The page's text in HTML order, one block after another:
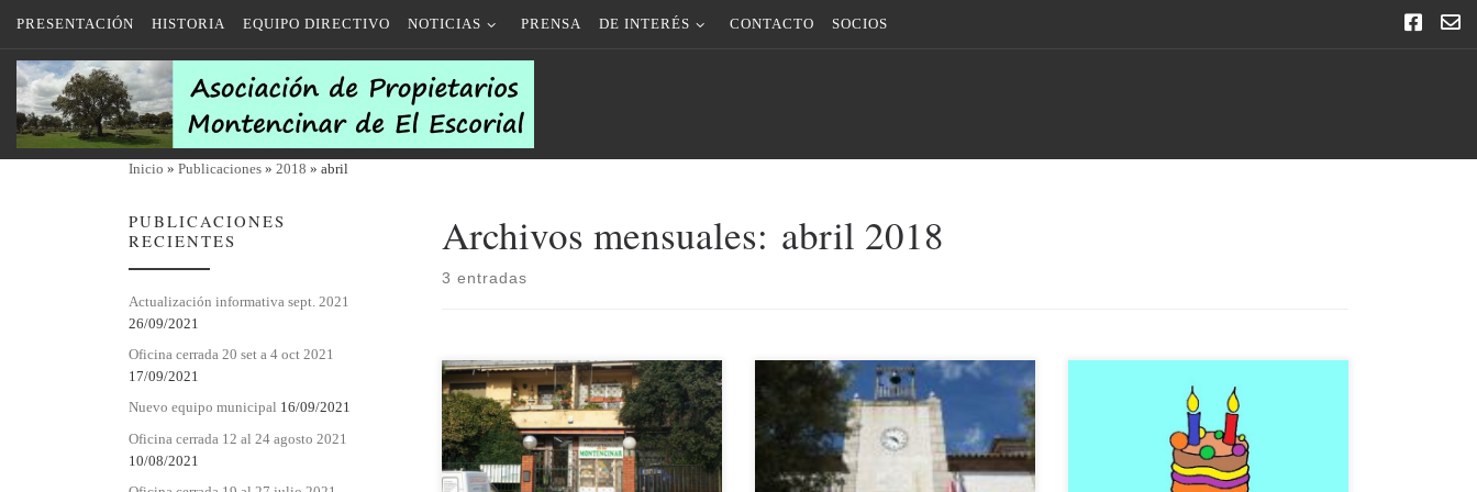
Saltar al contenido
PRESENTACIÓN HISTORIA EQUIPO DIRECTIVO NOTICIAS PRENSA DE INTERÉS CONTACTO SOCIOS
Inicio » Publicaciones » 2018 » abril
Archivos mensuales: abril 2018
3 entradas
30/04/2018 La empresa «Tratamiento
Natural del Agua» ofrece a nuestros
socios un descuento para sus productos.
Ver detalle en la página
26/04/2018 Hace unos días, un poco
antes de cumplirse el segundo
aniversario al que hacíamos referencia
en una publicación anterior, miembros
de la Junta Directiva de nuestra
18/04/2018 En los próximos días, en
concreto el domingo 22 de abril, se
cumplen DOS años de la presentación
de alegaciones al Proyecto de
Reparcelación PERI III Montencinar. Si,
PUBLICACIONES
RECIENTES
Actualización informativa sept. 2021
26/09/2021
Oficina cerrada 20 set a 4 oct 2021
17/09/2021
Nuevo equipo municipal 16/09/2021
Oficina cerrada 12 al 24 agosto 2021
10/08/2021